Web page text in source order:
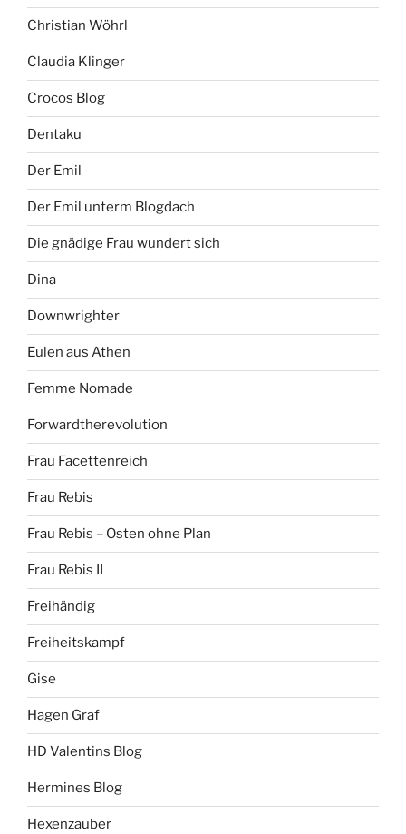
Christian Wöhrl
Claudia Klinger
Crocos Blog
Dentaku
Der Emil
Der Emil unterm Blogdach
Die gnädige Frau wundert sich
Dina
Downwrighter
Eulen aus Athen
Femme Nomade
Forwardtherevolution
Frau Facettenreich
Frau Rebis
Frau Rebis – Osten ohne Plan
Frau Rebis II
Freihändig
Freiheitskampf
Gise
Hagen Graf
HD Valentins Blog
Hermines Blog
Hexenzauber